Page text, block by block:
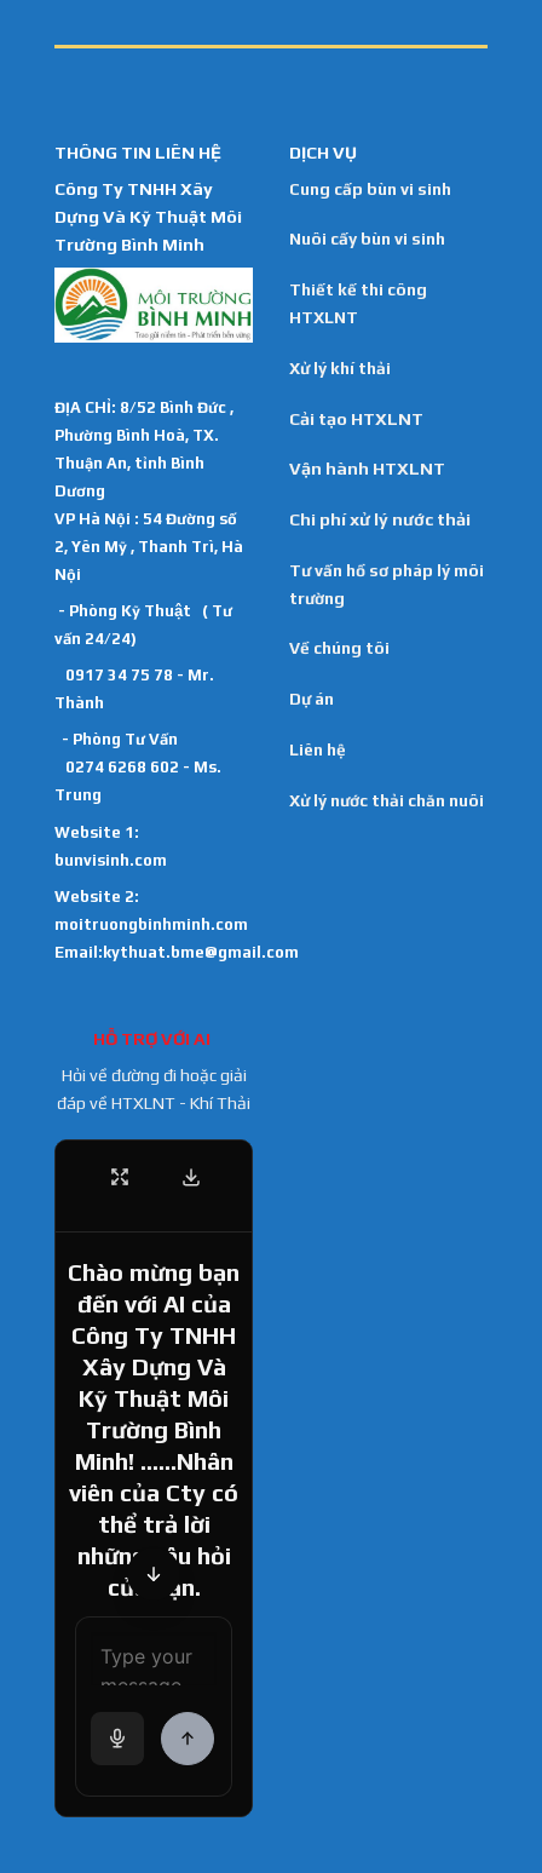
THÔNG TIN LIÊN HỆ
Công Ty TNHH Xây
Dựng Và Kỹ Thuật Môi
Trường Bình Minh
ĐỊA CHỈ: 8/52 Bình Đức ,
Phường Bình Hoà, TX.
Thuận An, tỉnh Bình
Dương
VP Hà Nội : 54 Đường số
2, Yên Mỹ , Thanh Trì, Hà
Nội
- Phòng Kỹ Thuật ( Tư
vấn 24/24)
0917 34 75 78 - Mr.
Thành
- Phòng Tư Vấn
0274 6268 602 - Ms.
Trung
Website 1:
bunvisinh.com
Website 2:
moitruongbinhminh.com
Email:kythuat.bme@gmail.com
DỊCH VỤ
Cung cấp bùn vi sinh
Nuôi cấy bùn vi sinh
Thiết kế thi công
HTXLNT
Xử lý khí thải
Cải tạo HTXLNT
Vận hành HTXLNT
Chi phí xử lý nước thải
Tư vấn hồ sơ pháp lý môi
trường
Về chúng tôi
Dự án
Liên hệ
Xử lý nước thải chăn nuôi
HỖ TRỢ VỚI AI
Hỏi về đường đi hoặc giải
đáp về HTXLNT - Khí Thải
Chào mừng bạn
đến với AI của
Công Ty TNHH
Xây Dựng Và
Kỹ Thuật Môi
Trường Bình
Minh! ......Nhân
viên của Cty có
thể trả lời
những câu hỏi
của bạn.
How can I help
you today?